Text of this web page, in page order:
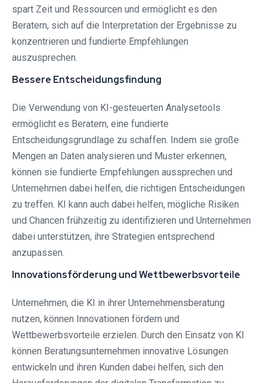
spart Zeit und Ressourcen und ermöglicht es den
Beratern, sich auf die Interpretation der Ergebnisse zu
konzentrieren und fundierte Empfehlungen
auszusprechen.
Bessere Entscheidungsfindung
Die Verwendung von KI-gesteuerten Analysetools
ermöglicht es Beratern, eine fundierte
Entscheidungsgrundlage zu schaffen. Indem sie große
Mengen an Daten analysieren und Muster erkennen,
können sie fundierte Empfehlungen aussprechen und
Unternehmen dabei helfen, die richtigen Entscheidungen
zu treffen. KI kann auch dabei helfen, mögliche Risiken
und Chancen frühzeitig zu identifizieren und Unternehmen
dabei unterstützen, ihre Strategien entsprechend
anzupassen.
Innovationsförderung und Wettbewerbsvorteile
Unternehmen, die KI in ihrer Unternehmensberatung
nutzen, können Innovationen fördern und
Wettbewerbsvorteile erzielen. Durch den Einsatz von KI
können Beratungsunternehmen innovative Lösungen
entwickeln und ihren Kunden dabei helfen, sich den